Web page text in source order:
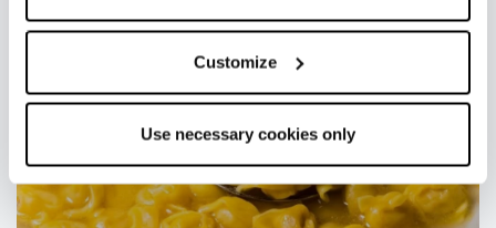
Customize
Use necessary cookies only